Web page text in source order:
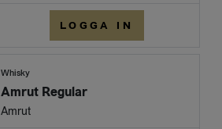
LOGGA IN
Whisky
Amrut Regular
Amrut